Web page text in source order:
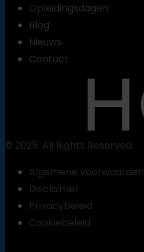
Vind
een
Opleidingsdagen
Blog
Nieuws
Contact
© 2025. All Rights Reserved
Algemene voorwaarden
Disclaimer
Privacybeleid
Cookiebeleid